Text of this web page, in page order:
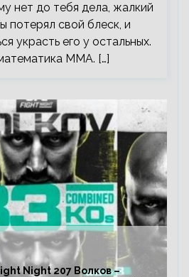
нет до тебя дела, жалкий
потерял свой блеск, и
украсть его у остальных.
ММА. […]
Night 207 Волков –